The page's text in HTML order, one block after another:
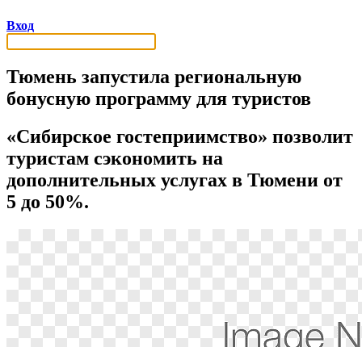
Вход
Тюмень запустила региональную
бонусную программу для туристов
«Сибирское гостеприимство» позволит
туристам сэкономить на
дополнительных услугах в Тюмени от
5 до 50%.